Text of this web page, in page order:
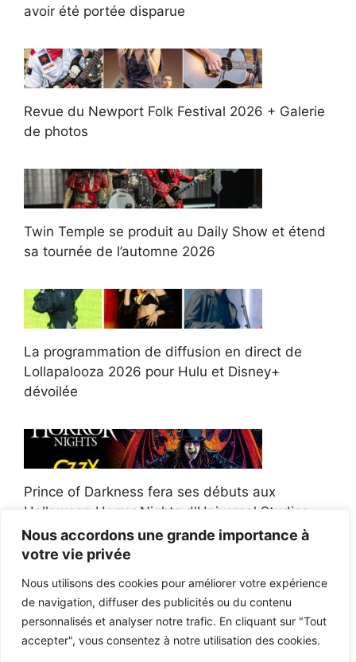
Nous accordons une grande importance à
votre vie privée
Nous utilisons des cookies pour améliorer votre expérience
de navigation, diffuser des publicités ou du contenu
personnalisés et analyser notre trafic. En cliquant sur "Tout
accepter", vous consentez à notre utilisation des cookies.
avoir été portée disparue
Revue du Newport Folk Festival 2026 + Galerie
de photos
Twin Temple se produit au Daily Show et étend
sa tournée de l’automne 2026
La programmation de diffusion en direct de
Lollapalooza 2026 pour Hulu et Disney+
dévoilée
Prince of Darkness fera ses débuts aux
Halloween Horror Nights d'Universal Studios
Afroman poursuit un policier de l'Ohio après la
victoire du jury en diffamation